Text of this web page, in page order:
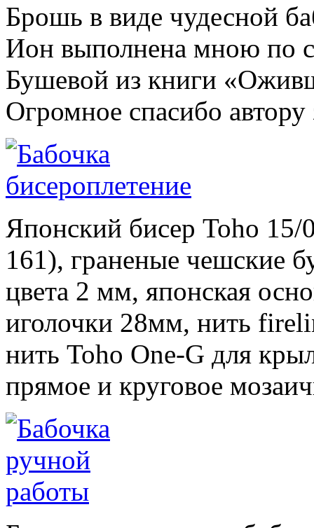
Брошь в виде чудесной
Ион выполнена мною по
Бушевой из книги
Огромное спасибо
Японский бисер Toho
161), граненые чешские
цвета 2 мм, японская
иголочки 28мм, нить
нить Toho One-G для
прямое и круговое